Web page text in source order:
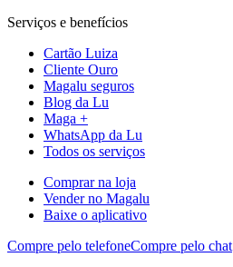
Serviços e benefícios
Cartão Luiza
Cliente Ouro
Magalu seguros
Blog da Lu
Maga +
WhatsApp da Lu
Todos os serviços
Comprar na loja
Vender no Magalu
Baixe o aplicativo
Compre pelo telefoneCompre pelo chat